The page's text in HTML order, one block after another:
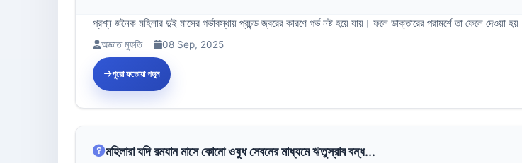
প্রশ্ন জনৈক মহিলার দুই মাসের গর্ভাবস্থায় প্রচন্ড জ্বরের কারণে গর্ভ নষ্ট হয়ে যায়। ফলে ডাক্তারের পরামর্শে তা ফেলে
অজ্ঞাত মুফতি 08 Sep, 2025
পুরো ফতোয়া পড়ুন
মহিলারা যদি রমযান মাসে কোনো ওষুধ সেবনের মাধ্যমে ঋতুস্রাব বন্ধ...